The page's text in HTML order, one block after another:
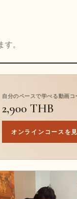
。
自分のペースで学べる動画コ
2,900 THB
オンラインコースを